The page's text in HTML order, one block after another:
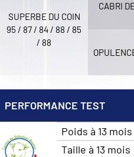
SUPERBE DU COIN
95 / 87 / 84 / 88 / 85
/ 88
CABRI
PERFORMANCE TEST
Poids à 13 mois
Taille à 13 mois